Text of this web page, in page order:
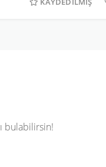
bulabilirsin!